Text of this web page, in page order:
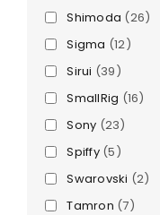
Shimoda (26)
Sigma (12)
Sirui (39)
SmallRig (16)
Sony (23)
Spiffy (5)
Swarovski (2)
Tamron (7)